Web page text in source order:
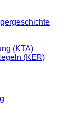
(KTA)
(KER)